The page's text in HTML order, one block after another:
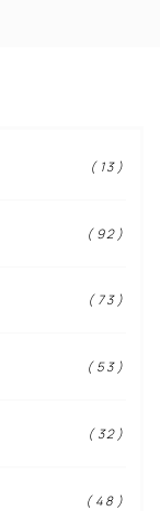
( 13 )
( 92 )
( 73 )
( 53 )
( 32 )
( 48 )